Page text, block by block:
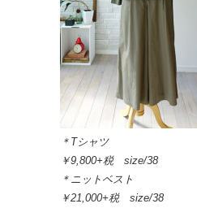
＊Tシャツ
￥9,800+税 size/38
＊ニットベスト
￥21,000+税 size/38